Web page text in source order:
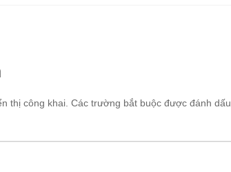
thị công khai. Các trường bắt buộc được đánh dấu